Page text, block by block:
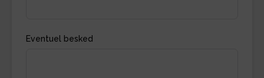
Eventuel besked